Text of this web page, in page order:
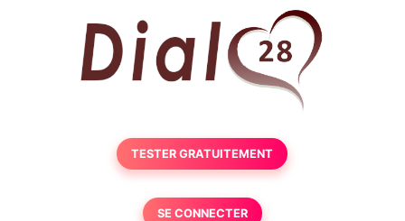
TESTER GRATUITEMENT
SE CONNECTER